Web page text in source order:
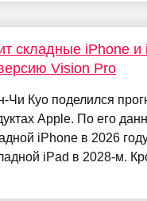
складные iPhone и
Vision Pro
Чи Куо поделился
Apple. По его
iPhone в 2026
iPad в 2028-м.